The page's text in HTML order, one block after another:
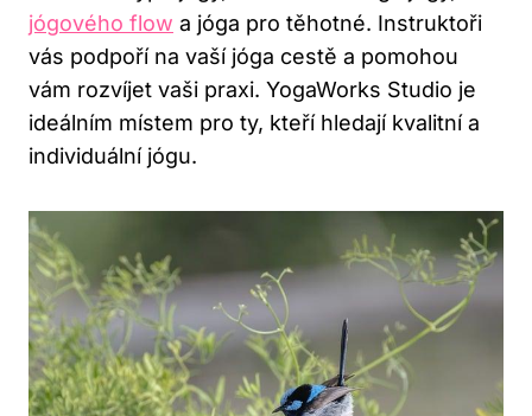
jógového flow ​ a jóga pro těhotné. Instruktoři
vás podpoří ‍na‍ vaší⁣ jóga cestě a pomohou
vám rozvíjet ‌vaši praxi. YogaWorks Studio ‌je
ideálním ⁤místem ⁢pro ‌ty, kteří hledají ⁢kvalitní a
individuální jógu.